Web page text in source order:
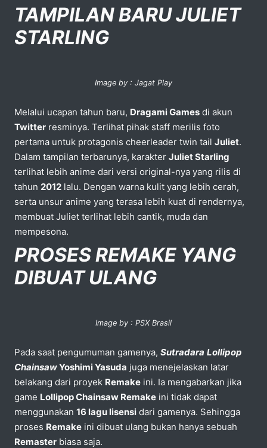
TAMPILAN BARU JULIET
STARLING
Image by : Jagat Play
Melalui ucapan tahun baru, Dragami Games di akun
Twitter resminya. Terlihat pihak staff merilis foto
pertama untuk protagonis cheerleader twin tail Juliet.
Dalam tampilan terbarunya, karakter Juliet Starling
terlihat lebih anime dari versi original-nya yang rilis di
tahun 2012 lalu. Dengan warna kulit yang lebih cerah,
serta unsur anime yang terasa lebih kuat di rendernya,
membuat Juliet terlihat lebih cantik, muda dan
mempesona.
PROSES REMAKE YANG
DIBUAT ULANG
Image by : PSX Brasil
Pada saat pengumuman gamenya, Sutradara Lollipop
ChainsawYoshimi Yasuda juga menejelaskan latar
belakang dari proyek Remake ini. Ia mengabarkan jika
game Lollipop Chainsaw Remake ini tidak dapat
menggunakan 16 lagu lisensi dari gamenya. Sehingga
proses Remake ini dibuat ulang bukan hanya sebuah
Remaster biasa saja.